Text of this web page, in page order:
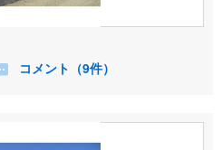
コメント（9件）